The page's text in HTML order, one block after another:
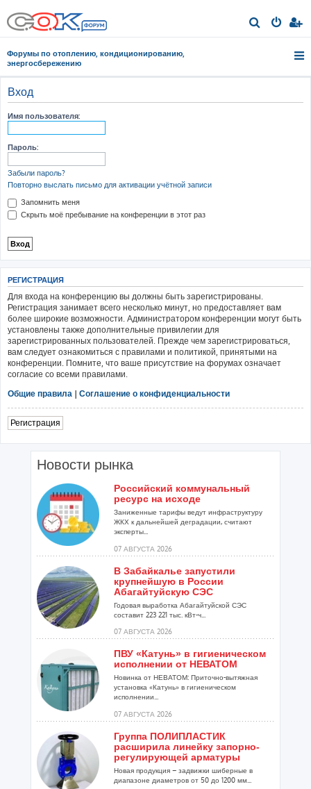
о
Форумы по отоплению, кондиционированию,
энергосбережению
Вход
Имя пользователя:
Пароль:
Забыли пароль?
Повторно выслать письмо для активации учётной записи
Запомнить меня
Скрыть моё пребывание на конференции в этот раз
РЕГИСТРАЦИЯ
Для входа на конференцию вы должны быть зарегистрированы.
Регистрация занимает всего несколько минут, но предоставляет вам
более широкие возможности. Администратором конференции могут быть
установлены также дополнительные привилегии для
зарегистрированных пользователей. Прежде чем зарегистрироваться,
вам следует ознакомиться с правилами и политикой, принятыми на
конференции. Помните, что ваше присутствие на форумах означает
согласие со всеми правилами.
Общие правила | Соглашение о конфиденциальности
Регистрация
Новости рынка
Российский коммунальный
ресурс на исходе
Заниженные тарифы ведут инфраструктуру
ЖКХ к дальнейшей деградации, считают
эксперты...
07 АВГУСТА 2026
В Забайкалье запустили
крупнейшую в России
Абагайтуйскую СЭС
Годовая выработка Абагайтуйской СЭС
составит 223 221 тыс. кВт-ч...
07 АВГУСТА 2026
ПВУ «Катунь» в гигиеническом
исполнении от НЕВАТОМ
Новинка от НЕВАТОМ: Приточно-вытяжная
установка «Катунь» в гигиеническом
исполнении...
07 АВГУСТА 2026
Группа ПОЛИПЛАСТИК
расширила линейку запорно-
регулирующей арматуры
Новая продукция – задвижки шиберные в
диапазоне диаметров от 50 до 1200 мм...